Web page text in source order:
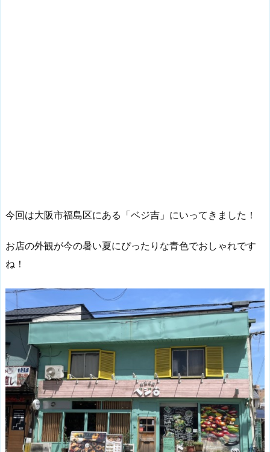
今回は大阪市福島区にある「ベジ吉」にいってきました！
お店の外観が今の暑い夏にぴったりな青色でおしゃれです
ね！